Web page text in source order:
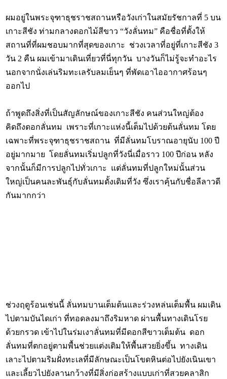
ผมอยู่ในพระจุฑาธุชราชสถานหรือวังเก่าในสมัยรัชกาลที่ 5 บน
เกาะสีชัง ท่ามกลางดอกไม้สีขาว “วังลั่นทม” คือชื่อที่ตั้งให้
สถานที่ที่ผมชอบมากที่สุดของเกาะ ช่วงเวลาที่อยู่ที่เกาะสีชัง 3
วัน 2 คืน ผมเข้ามาเดินเที่ยวที่นี่ทุกวัน บางวันก็ไม่รู้จะทำอะไร
นอกจากนั่งเล่นริมทะเลรับลมเย็นๆ ที่พัดเอาไออากาศร้อนๆ
ออกไป
ถ้าพูดถึงสิ่งที่เป็นสัญลักษณ์ของเกาะสีชัง คนส่วนใหญ่ต้อง
คิดถึงดอกลั่นทม เพราะที่เกาะแห่งนี้เต็มไปด้วยต้นลั่นทม โดย
เฉพาะที่พระจุฑาธุชราชสถาน ที่มีลั่นทมโบราณอายุนับ 100 ปี
อยู่มากมาย โดยลั่นทมเริ่มปลูกที่วังนี่เมื่อราว 100 ปีก่อน หลัง
จากนั้นก็มีการปลูกไปทั่วเกาะ แต่ลั่นทมที่ปลูกใหม่นั้นส่วน
ใหญ่เป็นคนละพันธุ์กับลั่นทมดั้งเดิมที่วัง ซึ่งเราคุ้นกับชื่อลีลาวดี
กันมากกว่า
ช่วงฤดูร้อนเช่นนี้ ลั่นทมบานเต็มต้นและร่วงหล่นเต็มพื้น ผมเดิน
ไปตามบันไดเก่า ที่ทอดลงมาถึงริมหาด ผ่านพื้นทางเดินโรย
ด้วยกรวด เข้าไปในร่มเงาลั่นทมที่มีดอกสีขาวเต็มต้น ดอก
ลั่นทมที่ตกอยู่ตามพื้นช่วยแต่งเติมให้พื้นสวยยิ่งขึ้น ทางเดิน
เลาะไปตามริมฝั่งทะเลที่มีลักษณะเป็นโขดหินต่อไปยังเนินเขา
และเลี้ยวไปยังลานกว้างที่มีสิ่งก่อสร้างแบบเก่าที่สวยคลาสิก